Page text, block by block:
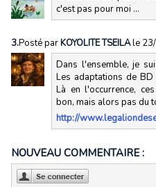
c'est pas pour moi ...
3.Posté parKOYOLITE TSEILAle
Dans l'ensemble, je
Les adaptations de
Là en l'occurrence,
bon, mais alors pas du
http://
NOUVEAU COMMENTAIRE :